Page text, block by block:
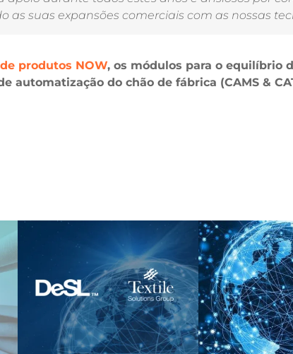
as suas expansões comerciais com as nossas
produtos NOW, os módulos para o equilíbrio
automatização do chão de fábrica (CAMS &